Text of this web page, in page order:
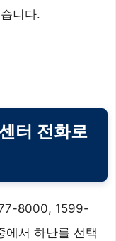
니다.
터 전화로
8000, 1599-
서 하난를 선택